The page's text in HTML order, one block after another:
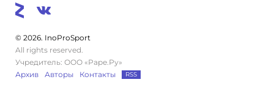
© 2026. InoProSport
All rights reserved.
Учредитель: ООО «Раре.Ру»
Архив
Авторы Контакты RSS